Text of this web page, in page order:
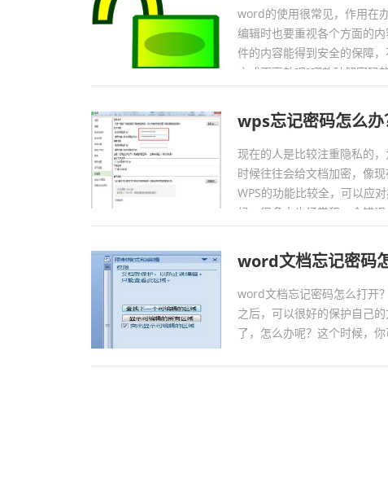
word的使用很常见，作用在
编辑时也要重视各个方面的
件的内容能得到安全的保障
方式更高效呢?哪款破解密码
wps忘记密码怎么办
现在的人是比较注重隐私的
时候往往会给文档加密，像
WPS的功能比较全，可以应
候，很多人也经常犯一个错
头痛了。那么wps忘记密码
word文档忘记密码
word文档忘记密码怎么打开
之后，可以很好的保护自己
了，怎么办呢？这个时候，